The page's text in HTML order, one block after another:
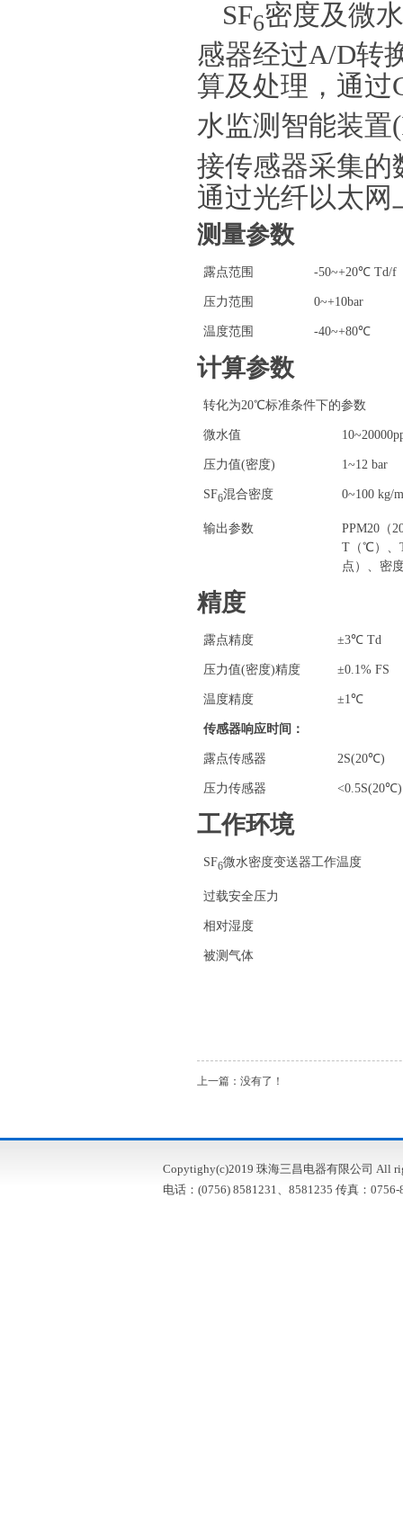
SF6密度及微
感器经过A/D转
算及处理，通过
水监测智能装置
接传感器采集的
通过光纤以太网
测量参数
露点范围 -50~+20℃ Td/f
压力范围 0~+10bar
温度范围 -40~+80℃
计算参数
转化为20℃标准条件下的参数
微水值
压力值(密度) 1~12 bar
SF6混合密度 0~100 kg/
输出参数
PPM20（
T（℃）、
点）、密
精度
露点精度 ±3℃ Td
压力值(密度)精度 ±0.1% FS
温度精度 ±1℃
传感器响应时间：
露点传感器 2S(20℃)
压力传感器 <0.5S(20℃)
工作环境
SF6微水密度变送器工作温度
过载安全压力
相对湿度
被测气体
上一篇：没有了！
Copytighy(c)2019 珠海三昌电器有限公司 All
电话：(0756) 8581231、8581235 传真：